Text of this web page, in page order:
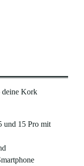
deine Kork
und 15 Pro mit